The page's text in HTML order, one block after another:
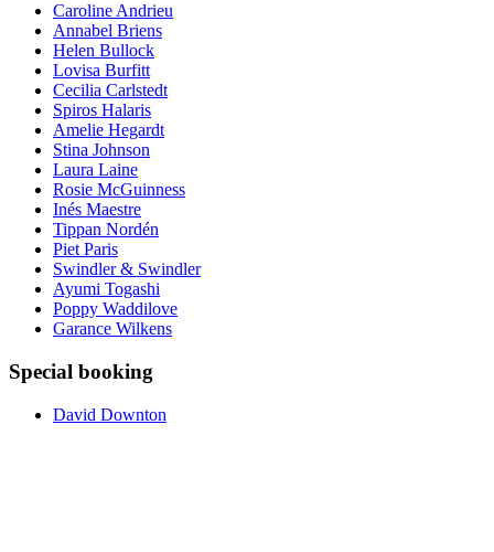
Caroline Andrieu
Annabel Briens
Helen Bullock
Lovisa Burfitt
Cecilia Carlstedt
Spiros Halaris
Amelie Hegardt
Stina Johnson
Laura Laine
Rosie McGuinness
Inés Maestre
Tippan Nordén
Piet Paris
Swindler & Swindler
Ayumi Togashi
Poppy Waddilove
Garance Wilkens
Special booking
David Downton